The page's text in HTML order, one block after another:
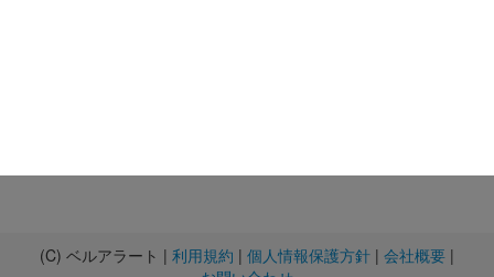
(C) ベルアラート | 利用規約 | 個人情報保護方針 | 会社概要 |